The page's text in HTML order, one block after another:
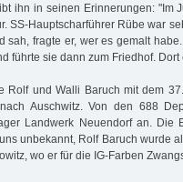
ihn in seinen Erinnerungen: "Im
SS-Hauptscharführer Rübe war
sah, fragte er, wer es gemalt
führte sie dann zum Friedhof. Dort
Rolf und Walli Baruch mit dem
Auschwitz. Von den 688
Landwerk Neuendorf an. Die
unbekannt, Rolf Baruch wurde
wo er für die IG-Farben